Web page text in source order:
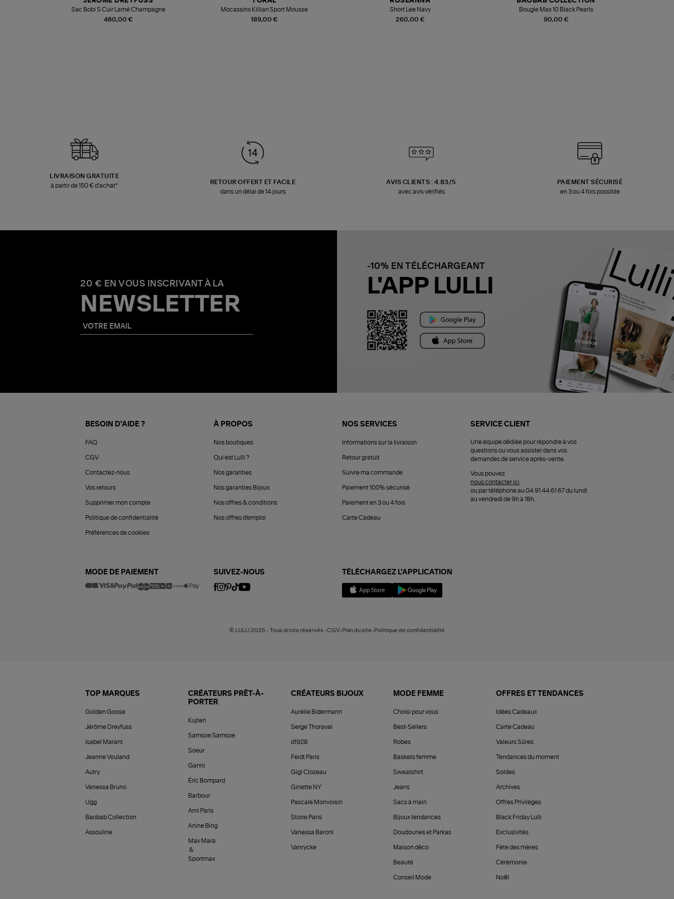
480,00 €
Sac Bobi S Cuir Lamé Champagne
189,00 €
Mocassins Killian Sport Mousse
260,00 €
Short Lee Navy
90,00 €
Bougie Max 10 Black Pearls
LIVRAISON GRATUITE
à partir de 150 € d'achat*
RETOUR OFFERT ET FACILE
dans un délai de 14 jours
AVIS CLIENTS : 4.83/5
avec avis vérifiés
PAIEMENT SÉCURISÉ
en 3 ou 4 fois possible
20 € EN VOUS INSCRIVANT À LA
NEWSLETTER
-10% EN TÉLÉCHARGEANT
L'APP LULLI
BESOIN D'AIDE ?
FAQ
CGV
Contactez-nous
Vos retours
Supprimer mon compte
Politique de confidentialité
Préférences de cookies
À PROPOS
Nos boutiques
Qui est Lulli ?
Nos garanties
Nos garanties Bijoux
Nos offres & conditions
Nos offres d'emploi
NOS SERVICES
Informations sur la livraison
Retour gratuit
Suivre ma commande
Paiement 100% sécurisé
Paiement en 3 ou 4 fois
Carte Cadeau
SERVICE CLIENT
Une équipe dédiée pour répondre à vos
questions ou vous assister dans vos
demandes de service après-vente.
Vous pouvez
nous contacter ici
ou par téléphone au 04 91 44 61 67 du lundi
au vendredi de 9h à 18h.
MODE DE PAIEMENT SUIVEZ-NOUS TÉLÉCHARGEZ L'APPLICATION
© LULLI 2025 - Tous droits réservés -CGV-Plan du site-Politique de confidentialité
TOP MARQUES
Golden Goose
Jérôme Dreyfuss
Isabel Marant
Jeanne Vouland
Autry
Vanessa Bruno
Ugg
Baobab Collection
Assouline
CRÉATEURS PRÊT-À-
PORTER
Kujten
Samsoe Samsoe
Soeur
Ganni
Éric Bompard
Barbour
Ami Paris
Anine Bing
Max Mara
&
Sportmax
CRÉATEURS BIJOUX
Aurélie Bidermann
Serge Thoraval
d1928
Feidt Paris
Gigi Clozeau
Ginette NY
Pascale Monvoisin
Stone Paris
Vanessa Baroni
Vanrycke
MODE FEMME
Choisi pour vous
Best-Sellers
Robes
Baskets femme
Sweatshirt
Jeans
Sacs à main
Bijoux tendances
Doudounes et Parkas
Maison déco
Beauté
Conseil Mode
OFFRES ET TENDANCES
Idées Cadeaux
Carte Cadeau
Valeurs Sûres
Tendances du moment
Soldes
Archives
Offres Privilèges
Black Friday Lulli
Exclusivités
Fête des mères
Cérémonie
Noël